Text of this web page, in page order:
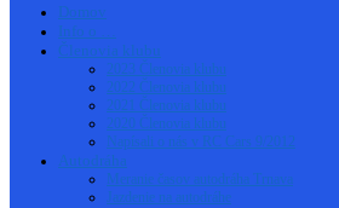
Domov
Info o …
Členovia klubu
2023 Členovia klubu
2022 Členovia klubu
2021 Členovia klubu
2020 Členovia klubu
Napísali o nás v RC Cars 9/2012
Autodráha
Meranie časov autodráha Trnava
Jazdenie na autodráhe